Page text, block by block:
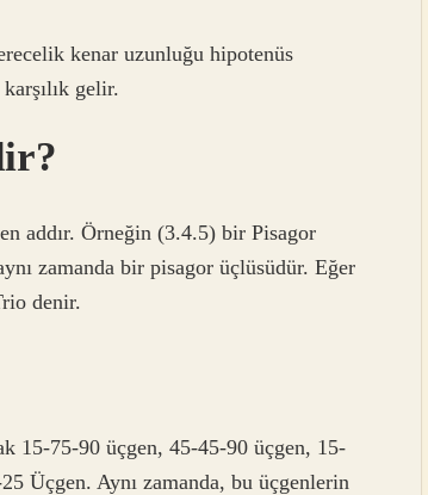
kenar uzunluğu hipotenüs
gelir.
addır. Örneğin (3.4.5) bir Pisagor
zamanda bir pisagor üçlüsüdür. Eğer
denir.
15-75-90 üçgen, 45-45-90 üçgen, 15-
Üçgen. Aynı zamanda, bu üçgenlerin